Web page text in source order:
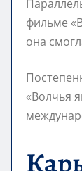
фильме
она
«Волчья